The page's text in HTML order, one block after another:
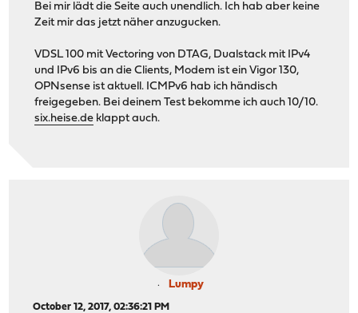
Bei mir lädt die Seite auch unendlich. Ich hab aber keine
Zeit mir das jetzt näher anzugucken.
VDSL 100 mit Vectoring von DTAG, Dualstack mit IPv4
und IPv6 bis an die Clients, Modem ist ein Vigor 130,
OPNsense ist aktuell. ICMPv6 hab ich händisch
freigegeben. Bei deinem Test bekomme ich auch 10/10.
six.heise.de klappt auch.
Lumpy
October 12, 2017, 02:36:21 PM